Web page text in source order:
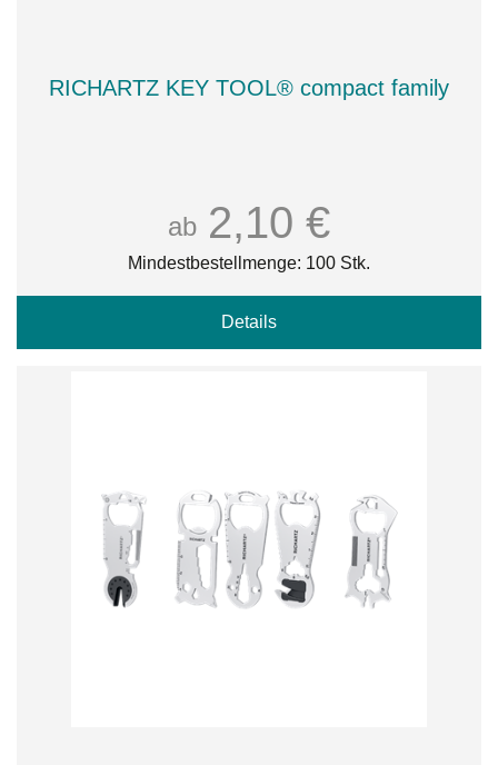
RICHARTZ KEY TOOL® compact family
ab 2,10 €
Mindestbestellmenge: 100 Stk.
Details